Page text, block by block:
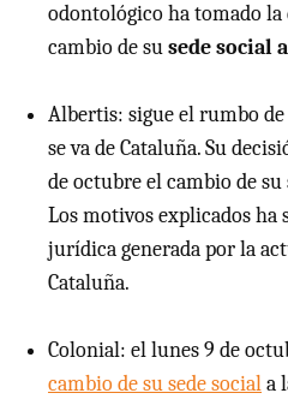
odontológico ha tomado
cambio de susede social
Albertis: sigue el rumbo
se va de Cataluña. Su
de octubre el cambio de su
Los motivos explicados ha
jurídica generada por la
Cataluña.
Colonial: el lunes 9 de
cambio de su sede sociala